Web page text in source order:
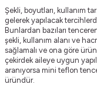
Şekli, boyutları, kullanım
gelerek yapılacak
Bunlardan bazıları
şekli, kullanım alanı ve
sağlamalı ve ona göre
çekirdek aileye uygun
aranıyorsa mini teflon
üründür.